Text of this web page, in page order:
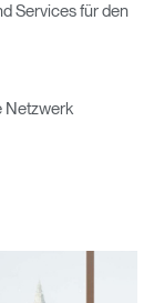
Services für den
Netzwerk